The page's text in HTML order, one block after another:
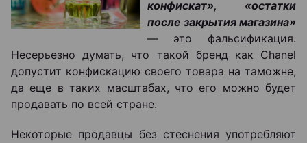
конфискат», «остатки
после закрытия магазина»
― это фальсификация.
Несерьезно думать, что такой бренд как Chanel
допустит конфискацию своего товара на таможне,
да еще в таких масштабах, что его можно будет
продавать по всей стране.
Некоторые продавцы без стеснения употребляют